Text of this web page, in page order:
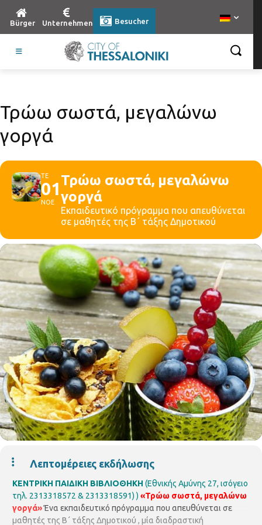
Bürger Unternehmen Besucher
Τρώω σωστά, μεγαλώνω
γοργά
ΤΕ
01
ΝΟΕ
Τρώω σωστά, μεγαλώνω
γοργά
Εκπαιδευτικό πρόγραμμα που απευθύνεται
σε μαθητές της Β΄ τάξης Δημοτικού
Λεπτομέρειες εκδήλωσης
ΚΕΝΤΡΙΚΗ ΠΑΙΔΙΚΗ ΒΙΒΛΙΟΘΗΚΗ (Εθνικής Αμύνης 27, ισόγειο
τηλ. 2313318572 & 2313318591) ) «Τρώω σωστά, μεγαλώνω
γοργά»Ένα εκπαιδευτικό πρόγραμμα που απευθύνεται σε
μαθητές της Β΄ τάξης Δημοτικού , μία διαδραστική